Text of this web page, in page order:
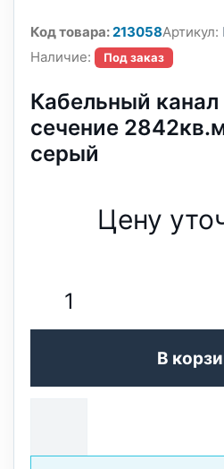
Код товара:213058Артикул:
Наличие:
Под заказ
Кабельный
сечение
серый
Цену
В